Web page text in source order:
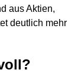
aus Aktien,
deutlich mehr